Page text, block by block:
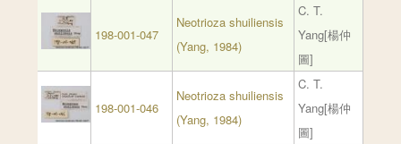
198-001-047
Neotrioza shuiliensis
(Yang, 1984)
C. T.
Yang[楊仲
圖]
198-001-046
Neotrioza shuiliensis
(Yang, 1984)
C. T.
Yang[楊仲
圖]